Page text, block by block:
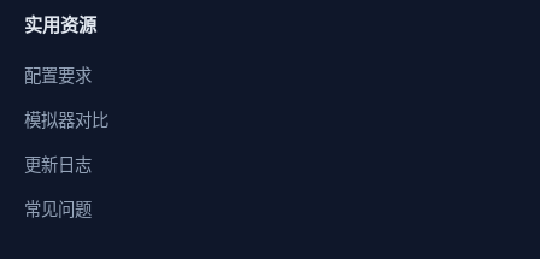
实用资源
配置要求
模拟器对比
更新日志
常见问题